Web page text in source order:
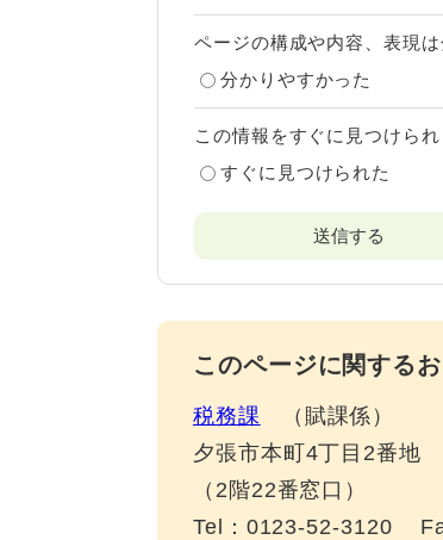
ページの構成や内容、表現
分かりやすかった
この情報をすぐに見つけられ
すぐに見つけられた
このページに関する
税務課
賦課係
夕張市本町4丁目2番地
（2階22番窓口）
Tel：0123-52-3120